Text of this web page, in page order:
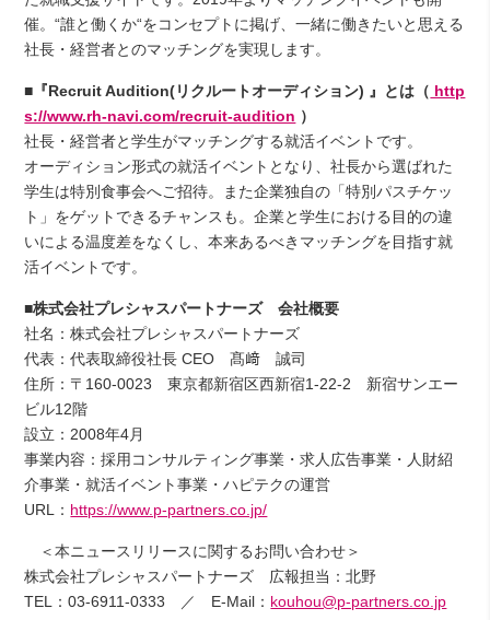
催。“誰と働くか“をコンセプトに掲げ、一緒に働きたいと思える
社長・経営者とのマッチングを実現します。
■『Recruit Audition(リクルートオーディション) 』とは（ http
s://www.rh-navi.com/recruit-audition ）
社長・経営者と学生がマッチングする就活イベントです。
オーディション形式の就活イベントとなり、社長から選ばれた
学生は特別食事会へご招待。また企業独自の「特別パスチケッ
ト」をゲットできるチャンスも。企業と学生における目的の違
いによる温度差をなくし、本来あるべきマッチングを目指す就
活イベントです。
■株式会社プレシャスパートナーズ 会社概要
社名：株式会社プレシャスパートナーズ
代表：代表取締役社長 CEO 髙﨑 誠司
住所：〒160-0023 東京都新宿区西新宿1-22-2 新宿サンエー
ビル12階
設立：2008年4月
事業内容：採用コンサルティング事業・求人広告事業・人財紹
介事業・就活イベント事業・ハピテクの運営
URL： https://www.p-partners.co.jp/
＜本ニュースリリースに関するお問い合わせ＞
株式会社プレシャスパートナーズ 広報担当：北野
TEL：03-6911-0333 ／ E-Mail： kouhou@p-partners.co.jp